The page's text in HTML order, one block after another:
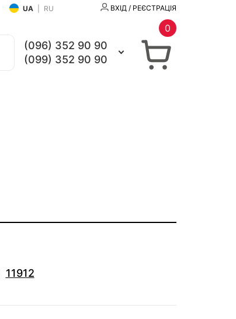
UA RU ВХІД / РЕЄСТРАЦІЯ
(096) 352 90 90
(099) 352 90 90
0
11912